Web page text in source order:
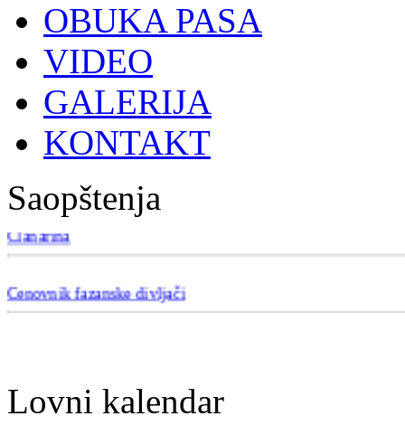
OBUKA PASA
VIDEO
GALERIJA
KONTAKT
Saopštenja
Članarina
Cenovnik fazanske divljači
Lovni kalendar